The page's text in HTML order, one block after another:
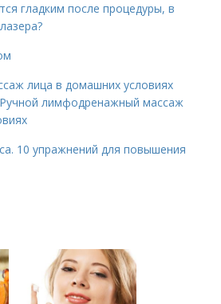
гладким после процедуры, в
лица в домашних условиях
лимфодренажный массаж
10 упражнений для повышения